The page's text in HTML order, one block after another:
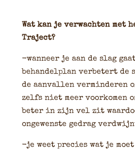
Wat kan je verwachten met
Traject?
-wanneer je aan de slag
behandelplan verbetert
de aanvallen verminderen
zelfs niet meer voorkomen
beter in zijn vel zit
ongewenste gedrag
-je weet precies wat je moet